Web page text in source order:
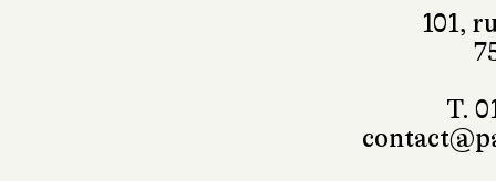
101,
T.